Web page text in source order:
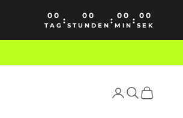
00
TAG : 00
STUNDEN : 00
MIN : 00
SEK
Anmelden
Suchen